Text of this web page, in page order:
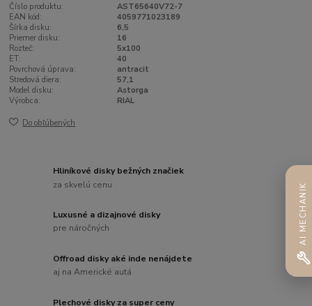
Číslo produktu:
AST65640V72-7
EAN kód:
4059771023189
Šírka disku:
6,5
Priemer disku:
16
Rozteč:
5x100
ET:
40
Povrchová úprava:
antracit
Stredová diera:
57,1
Model disku:
Astorga
Výrobca:
RIAL
Do obľúbených
Hliníkové disky bežných značiek
za skvelú cenu
Luxusné a dizajnové disky
pre náročných
Offroad disky aké inde nenájdete
aj na Americké autá
Plechové disky za super ceny
AI MECHANIK